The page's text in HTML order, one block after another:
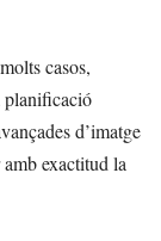
casos,
planificació
d’imatge
exactitud la